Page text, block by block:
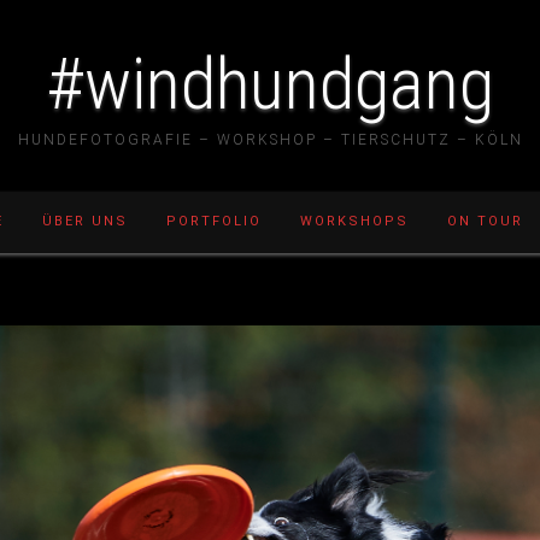
#windhundgang
HUNDEFOTOGRAFIE – WORKSHOP – TIERSCHUTZ – KÖLN
ÜBER UNS PORTFOLIO WORKSHOPS ON TOUR